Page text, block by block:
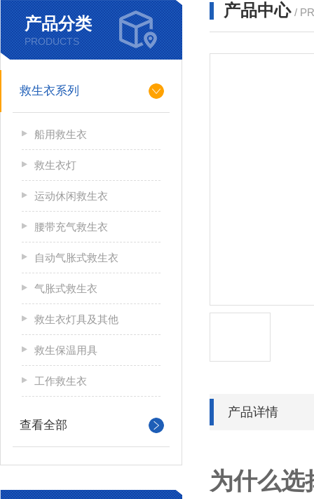
产品分类
PRODUCTS
救生衣系列
船用救生衣
救生衣灯
运动休闲救生衣
腰带充气救生衣
自动气胀式救生衣
气胀式救生衣
救生衣灯具及其他
救生保温用具
工作救生衣
查看全部
产品中心 /
产品详情
为什么选